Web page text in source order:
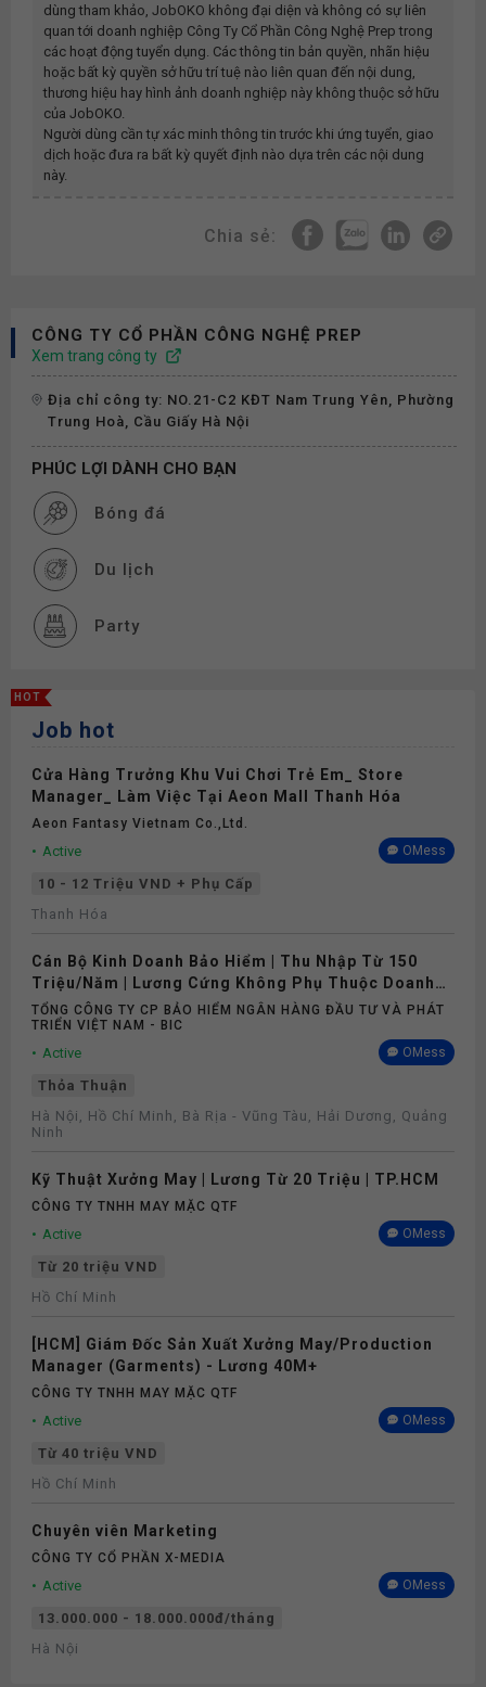
dùng tham khảo, JobOKO không đại diện và không có sự liên
quan tới doanh nghiệp Công Ty Cổ Phần Công Nghệ Prep trong
các hoạt động tuyển dụng. Các thông tin bản quyền, nhãn hiệu
hoặc bất kỳ quyền sở hữu trí tuệ nào liên quan đến nội dung,
thương hiệu hay hình ảnh doanh nghiệp này không thuộc sở hữu
của JobOKO.
Người dùng cần tự xác minh thông tin trước khi ứng tuyển, giao
dịch hoặc đưa ra bất kỳ quyết định nào dựa trên các nội dung
này.
Chia sẻ:
CÔNG TY CỔ PHẦN CÔNG NGHỆ PREP
Xem trang công ty
Địa chỉ công ty: NO.21-C2 KĐT Nam Trung Yên, Phường
Trung Hoà, Cầu Giấy Hà Nội
PHÚC LỢI DÀNH CHO BẠN
Bóng đá
Du lịch
Party
Đào tạo
Thư viện
Thưởng
Phụ cấp
Nghỉ phép
Bảo hiểm
Căn tin
HOT
Job hot
Cửa Hàng Trưởng Khu Vui Chơi Trẻ Em_ Store
Manager_ Làm Việc Tại Aeon Mall Thanh Hóa
Aeon Fantasy Vietnam Co.,ltd.
Active OMess
10 - 12 Triệu VND + Phụ Cấp
Thanh Hóa
Cán Bộ Kinh Doanh Bảo Hiểm | Thu Nhập Từ 150
Triệu/Năm | Lương Cứng Không Phụ Thuộc Doanh
Số
TỔNG CÔNG TY CP BẢO HIỂM NGÂN HÀNG ĐẦU TƯ VÀ PHÁT
TRIỂN VIỆT NAM - BIC
Active OMess
Thỏa Thuận
Hà Nội, Hồ Chí Minh, Bà Rịa - Vũng Tàu, Hải Dương, Quảng
Ninh
Kỹ Thuật Xưởng May | Lương Từ 20 Triệu | TP.HCM
CÔNG TY TNHH MAY MẶC QTF
Active OMess
Từ 20 triệu VND
Hồ Chí Minh
[HCM] Giám Đốc Sản Xuất Xưởng May/Production
Manager (Garments) - Lương 40M+
CÔNG TY TNHH MAY MẶC QTF
Active OMess
Từ 40 triệu VND
Hồ Chí Minh
Chuyên viên Marketing
CÔNG TY CỔ PHẦN X-MEDIA
Active OMess
13.000.000 - 18.000.000đ/tháng
Hà Nội